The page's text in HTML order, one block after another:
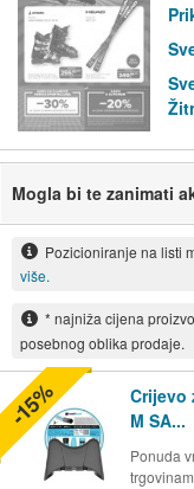
Mogla bi te zanimati
Pozicioniranje na listi
više.
* najniža cijena
posebnog oblika prodaje.
Crijevo
M SA...
Ponuda
-15%